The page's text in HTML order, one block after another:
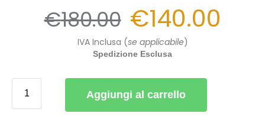
€180.00 €140.00
IVA Inclusa (se applicabile)
Spedizione Esclusa
Aggiungi al carrello